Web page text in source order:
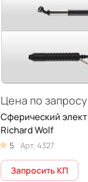
Цена по запросу
Cферический
Richard Wolf
5 Арт. 4327
Запросить КП